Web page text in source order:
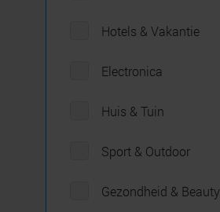
Hotels & Vakantie
Electronica
Huis & Tuin
Sport & Outdoor
Gezondheid & Beauty